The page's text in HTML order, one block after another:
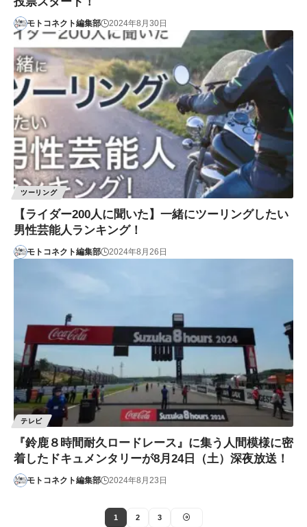
モトコネクト編集部 2024年8月30日
ツーリング
【ライダー200人に聞いた】一緒にツーリングしたい
男性芸能人ランキング！
モトコネクト編集部 2024年8月26日
テレビ
『鈴鹿８時間耐久ロードレース』に集う人間模様に密
着したドキュメンタリーが8月24日（土）深夜放送！
モトコネクト編集部 2024年8月23日
1 2 3